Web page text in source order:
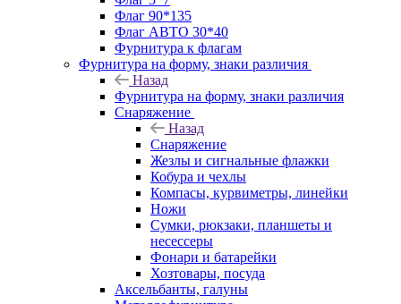
Флаг 90*135
Флаг АВТО 30*40
Фурнитура к флагам
Фурнитура на форму, знаки различия
Назад
Фурнитура на форму, знаки различия
Снаряжение
Назад
Снаряжение
Жезлы и сигнальные флажки
Кобура и чехлы
Компасы, курвиметры, линейки
Ножи
Сумки, рюкзаки, планшеты и
несессеры
Фонари и батарейки
Хозтовары, посуда
Аксельбанты, галуны